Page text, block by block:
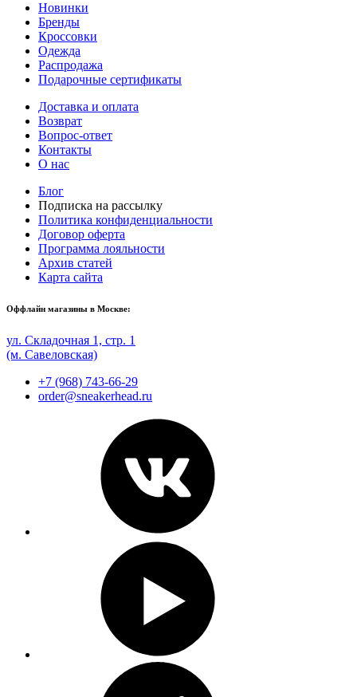
Новинки
Бренды
Кроссовки
Одежда
Распродажа
Подарочные сертификаты
Доставка и оплата
Возврат
Вопрос-ответ
Контакты
О нас
Блог
Подписка на рассылку
Политика конфиденциальности
Договор оферта
Программа лояльности
Архив статей
Карта сайта
Оффлайн магазины в Москве:
ул. Складочная 1, стр. 1
(м. Савеловская)
+7 (968) 743-66-29
order@sneakerhead.ru